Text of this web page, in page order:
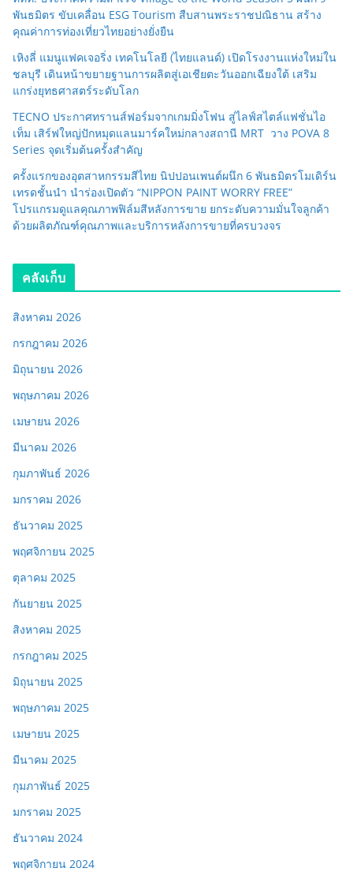
พันธมิตร ขับเคลื่อน ESG Tourism สืบสานพระราชปณิธาน สร้าง
คุณค่าการท่องเที่ยวไทยอย่างยั่งยืน
เหิงลี่ แมนูแฟคเจอริ่ง เทคโนโลยี (ไทยแลนด์) เปิดโรงงานแห่งใหม่ใน
ชลบุรี เดินหน้าขยายฐานการผลิตสู่เอเชียตะวันออกเฉียงใต้ เสริม
แกร่งยุทธศาสตร์ระดับโลก
TECNO ประกาศทรานส์ฟอร์มจากเกมมิ่งโฟน สู่ไลฟ์สไตล์แฟชั่นไอ
เท็ม เสิร์ฟใหญ่ปักหมุดแลนมาร์คใหม่กลางสถานี MRT วาง POVA 8
Series จุดเริ่มต้นครั้งสำคัญ
ครั้งแรกของอุตสาหกรรมสีไทย นิปปอนเพนต์ผนึก 6 พันธมิตรโมเดิร์น
เทรดชั้นนำ นำร่องเปิดตัว “NIPPON PAINT WORRY FREE”
โปรแกรมดูแลคุณภาพฟิล์มสีหลังการขาย ยกระดับความมั่นใจลูกค้า
ด้วยผลิตภัณฑ์คุณภาพและบริการหลังการขายที่ครบวงจร
คลังเก็บ
สิงหาคม 2026
กรกฎาคม 2026
มิถุนายน 2026
พฤษภาคม 2026
เมษายน 2026
มีนาคม 2026
กุมภาพันธ์ 2026
มกราคม 2026
ธันวาคม 2025
พฤศจิกายน 2025
ตุลาคม 2025
กันยายน 2025
สิงหาคม 2025
กรกฎาคม 2025
มิถุนายน 2025
พฤษภาคม 2025
เมษายน 2025
มีนาคม 2025
กุมภาพันธ์ 2025
มกราคม 2025
ธันวาคม 2024
พฤศจิกายน 2024